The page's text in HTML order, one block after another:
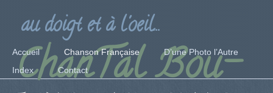
ChanTal Bou-
au doigt et à l'oeil...
Accueil Chanson Française
D’une Photo l’Autre
Index
Contact